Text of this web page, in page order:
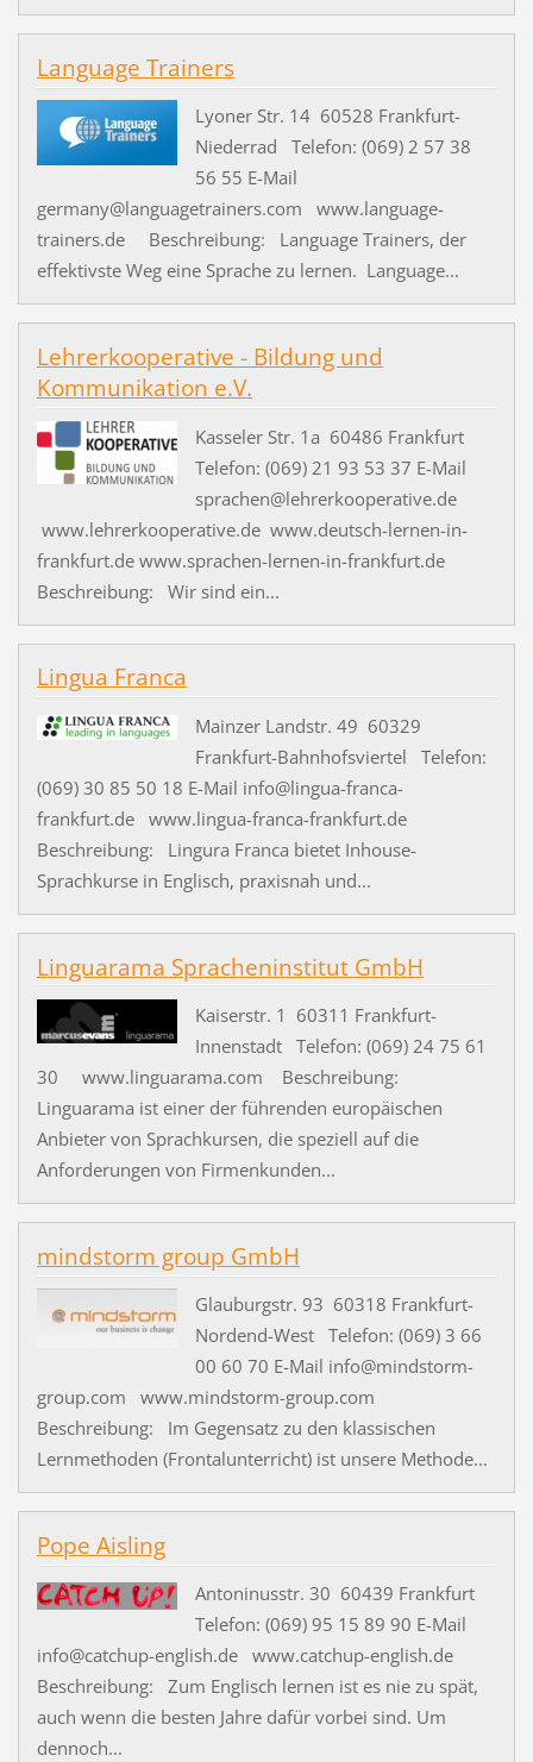
Language Trainers
Lyoner Str. 14 60528 Frankfurt-
Niederrad Telefon: (069) 2 57 38
56 55 E-Mail
germany@languagetrainers.com www.language-
trainers.de Beschreibung: Language Trainers, der
effektivste Weg eine Sprache zu lernen. Language...
Lehrerkooperative - Bildung und
Kommunikation e.V.
Kasseler Str. 1a 60486 Frankfurt
Telefon: (069) 21 93 53 37 E-Mail
sprachen@lehrerkooperative.de
www.lehrerkooperative.de www.deutsch-lernen-in-
frankfurt.de www.sprachen-lernen-in-frankfurt.de
Beschreibung: Wir sind ein...
Lingua Franca
Mainzer Landstr. 49 60329
Frankfurt-Bahnhofsviertel Telefon:
(069) 30 85 50 18 E-Mail info@lingua-franca-
frankfurt.de www.lingua-franca-frankfurt.de
Beschreibung: Lingura Franca bietet Inhouse-
Sprachkurse in Englisch, praxisnah und...
Linguarama Spracheninstitut GmbH
Kaiserstr. 1 60311 Frankfurt-
Innenstadt Telefon: (069) 24 75 61
30 www.linguarama.com Beschreibung:
Linguarama ist einer der führenden europäischen
Anbieter von Sprachkursen, die speziell auf die
Anforderungen von Firmenkunden...
mindstorm group GmbH
Glauburgstr. 93 60318 Frankfurt-
Nordend-West Telefon: (069) 3 66
00 60 70 E-Mail info@mindstorm-
group.com www.mindstorm-group.com
Beschreibung: Im Gegensatz zu den klassischen
Lernmethoden (Frontalunterricht) ist unsere Methode...
Pope Aisling
Antoninusstr. 30 60439 Frankfurt
Telefon: (069) 95 15 89 90 E-Mail
info@catchup-english.de www.catchup-english.de
Beschreibung: Zum Englisch lernen ist es nie zu spät,
auch wenn die besten Jahre dafür vorbei sind. Um
dennoch...